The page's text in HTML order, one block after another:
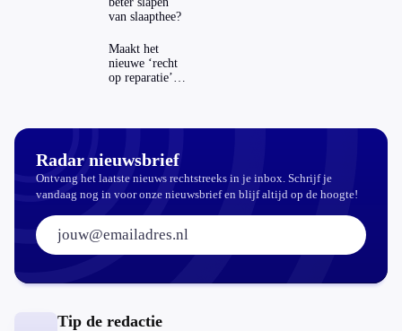
van slaapthee?
Maakt het
nieuwe ‘recht
op reparatie’
Radar nieuwsbrief
Ontvang het laatste nieuws rechtstreeks in je inbox. Schrijf je
vandaag nog in voor onze nieuwsbrief en blijf altijd op de hoogte!
E-mailadres:
Tip de redactie